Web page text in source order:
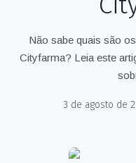
Não sabe quais são
Cityfarma? Leia este
3 de agosto de